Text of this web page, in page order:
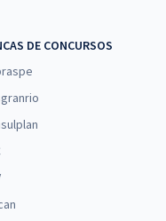
DE CONCURSOS